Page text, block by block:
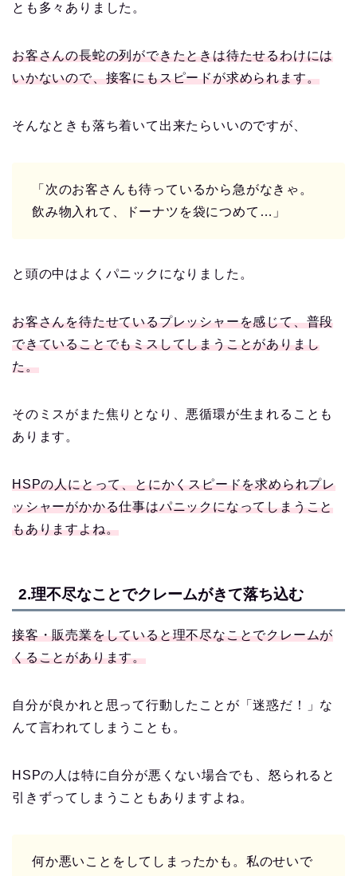
とも多々ありました。
お客さんの長蛇の列ができたときは待たせるわけには
いかないので、接客にもスピードが求められます。
そんなときも落ち着いて出来たらいいのですが、
「次のお客さんも待っているから急がなきゃ。
飲み物入れて、ドーナツを袋につめて…」
と頭の中はよくパニックになりました。
お客さんを待たせているプレッシャーを感じて、普段
できていることでもミスしてしまうことがありまし
た。
そのミスがまた焦りとなり、悪循環が生まれることも
あります。
HSPの人にとって、とにかくスピードを求められプレ
ッシャーがかかる仕事はパニックになってしまうこと
もありますよね。
2.理不尽なことでクレームがきて落ち込む
接客・販売業をしていると理不尽なことでクレームが
くることがあります。
自分が良かれと思って行動したことが「迷惑だ！」な
んて言われてしまうことも。
HSPの人は特に自分が悪くない場合でも、怒られると
引きずってしまうこともありますよね。
何か悪いことをしてしまったかも。私のせいで